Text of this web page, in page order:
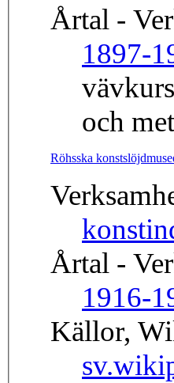
Årtal -
1897-
och
Röhsska
Årtal -
1916-
Källor,